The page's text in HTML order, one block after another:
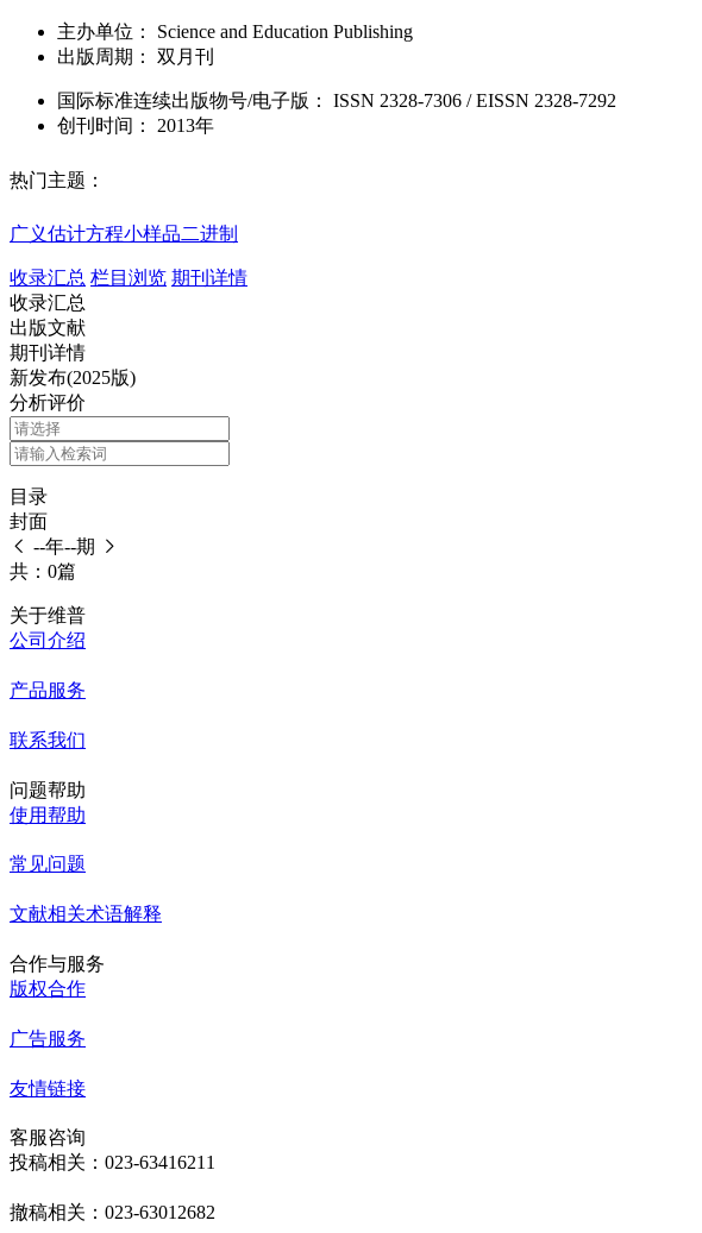
主办单位：
Science and Education Publishing
出版周期：
双月刊
国际标准连续出版物号/电子版 ： ISSN 2328-7306 / EISSN 2328-7292
创刊时间：
2013年
热门主题：
广义估计方程小样品二进制
收录汇总 栏目浏览 期刊详情
收录汇总
出版文献
期刊详情
新发布(2025版)
分析评价
目录
封面
--年--期
共：0篇
关于维普
公司介绍
产品服务
联系我们
问题帮助
使用帮助
常见问题
文献相关术语解释
合作与服务
版权合作
广告服务
友情链接
客服咨询
投稿相关：023-63416211
撤稿相关：023-63012682